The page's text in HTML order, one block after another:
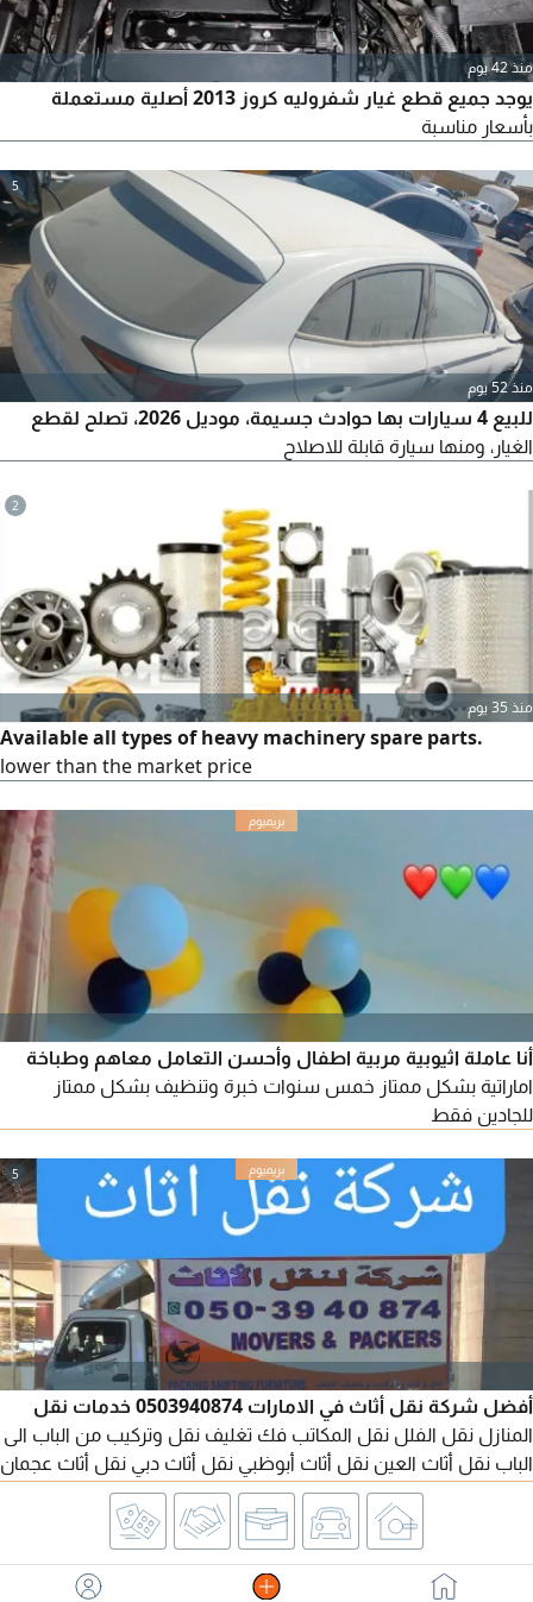
منذ 42 يوم
يوجد جميع قطع غيار شفروليه كروز 2013 أصلية مستعملة
بأسعار مناسبة
5
منذ 52 يوم
للبيع 4 سيارات بها حوادث جسيمة، موديل 2026، تصلح لقطع
الغيار، ومنها سيارة قابلة للاصلاح
2
منذ 35 يوم
Available all types of heavy machinery spare parts.
lower than the market price
أنا عاملة اثيوبية مربية اطفال وأحسن التعامل معاهم وطباخة
اماراتية بشكل ممتاز خمس سنوات خبرة وتنظيف بشكل ممتاز
للجادين فقط
5
أفضل شركة نقل أثاث في الامارات 0503940874 خدمات نقل
المنازل نقل الفلل نقل المكاتب فك تغليف نقل وتركيب من الباب الى
الباب نقل أثاث العين نقل أثاث أبوظبي نقل أثاث دبي نقل أثاث عجمان
نقل أثاث الشارقة نقل أثاث الفجيرة نقل أثاث رأس الخيمة نقل أثاث
في العين نقل أثاث في أبوظبي نقل أثاث في الفجيرة نقل أثاث في
عجمان نقل أثاث في دبي نقل أثاث في الشارقة نقل أثاث رأس الخيمة